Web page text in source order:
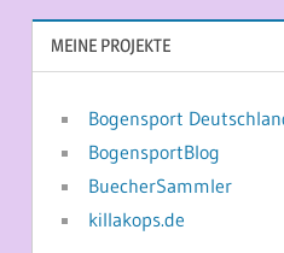
MEINE PROJEKTE
Bogensport
BogensportBlog
BuecherSammler
killakops.de